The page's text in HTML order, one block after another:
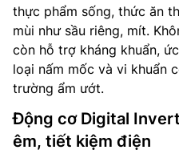
thực phẩm sống, thức ăn
mùi như sầu riêng, mít.
còn hỗ trợ kháng khuẩn,
loại nấm mốc và vi khuẩn
trường ẩm ướt.
Động cơ Digital
êm, tiết kiệm điện